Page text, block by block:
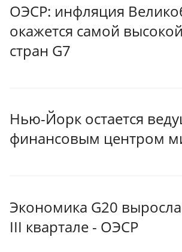
ОЭСР: инфляция
окажется самой
стран G7
Нью-Йорк остается
финансовым центром
Экономика G20
III квартале - ОЭСР